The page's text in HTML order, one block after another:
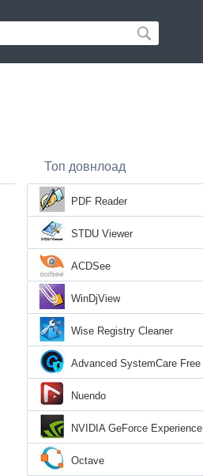
Топ довнлоад
PDF Reader
STDU Viewer
ACDSee
WinDjView
Wise Registry Cleaner
Advanced SystemCare Free
Nuendo
NVIDIA GeForce Experience
Octave